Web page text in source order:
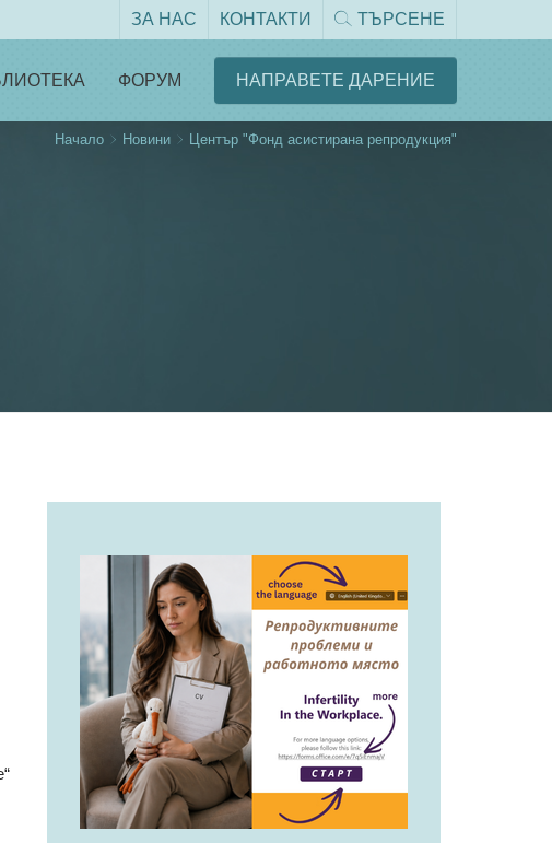
ЗА НАС КОНТАКТИ ТЪРСЕНЕ
ФОРУМ НАПРАВЕТЕ ДАРЕНИЕ
Начало Новини Център "Фонд асистирана репродукция"